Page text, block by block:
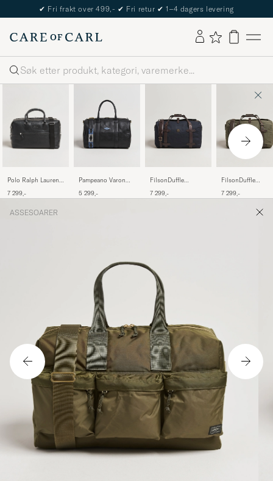
✔ Fri frakt over 499,- ✔ Fri retur ✔ 1–4 dagers levering
Søk
Polo Ralph Lauren
Duffle Bag Svart
7 299,-
Pampeano Varon
Weekend Bag Black
5 299,-
FilsonDuffle
7 299,-
FilsonDuffle
7 299,-
ASSESOARER